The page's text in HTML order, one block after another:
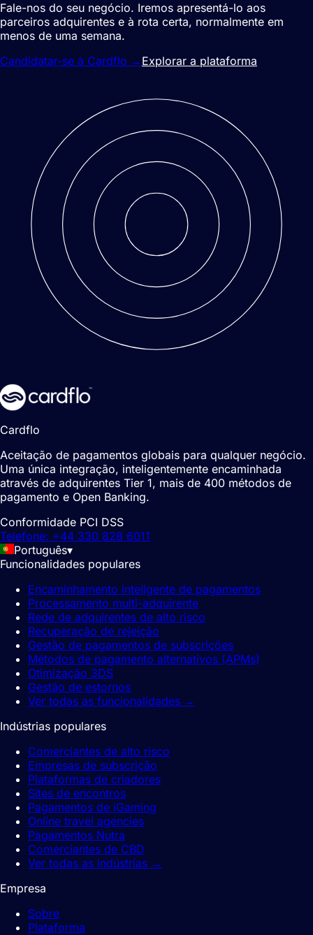
Fale-nos do seu negócio. Iremos apresentá-lo aos
parceiros adquirentes e à rota certa, normalmente em
menos de uma semana.
Candidatar-se à Cardflo → Explorar a plataforma
Cardflo
Aceitação de pagamentos globais para qualquer negócio.
Uma única integração, inteligentemente encaminhada
através de adquirentes Tier 1, mais de 400 métodos de
pagamento e Open Banking.
Conformidade PCI DSS
Telefone: +44 330 828 6011
Português▾
Funcionalidades populares
Encaminhamento inteligente de pagamentos
Processamento multi-adquirente
Rede de adquirentes de alto risco
Recuperação de rejeição
Gestão de pagamentos de subscrições
Métodos de pagamento alternativos (APMs)
Otimização 3DS
Gestão de estornos
Ver todas as funcionalidades →
Indústrias populares
Comerciantes de alto risco
Empresas de subscrição
Plataformas de criadores
Sites de encontros
Pagamentos de iGaming
Online travel agencies
Pagamentos Nutra
Comerciantes de CBD
Ver todas as indústrias →
Empresa
Sobre
Plataforma